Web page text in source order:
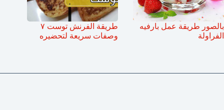
بالصور طريقة عمل بارفيه
الفراولة
طريقة الفرنش توست ٧
وصفات سريعة لتحضيره